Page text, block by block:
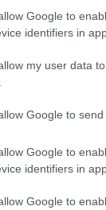
Google to
identifiers in
my user data
Google to
Google to
identifiers in
Google to
Tetszik 0
timelapse